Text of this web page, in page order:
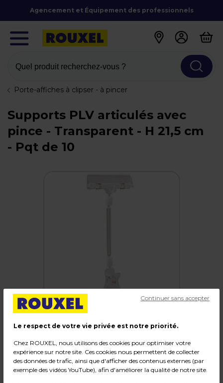
Agencement et Équipement des professionnels
Quel produit recherchez-vous ?
Porte-affiches à clipser - à pincer
Supports PLV articulés avec
pince - Transparent - H 21,5 cm
- Pqt de 10
Supports PLV articulés avec pince
Code :219284
Le respect de votre vie privée est notre priorité.
Chez ROUXEL, nous utilisons des cookies pour optimiser votre
expérience sur notre site. Ces cookies nous permettent de collecter
des données de trafic, ainsi que d'afficher des contenus externes (par
exemple des vidéos YouTube), afin d'améliorer la qualité de notre site.
Continuer sans accepter